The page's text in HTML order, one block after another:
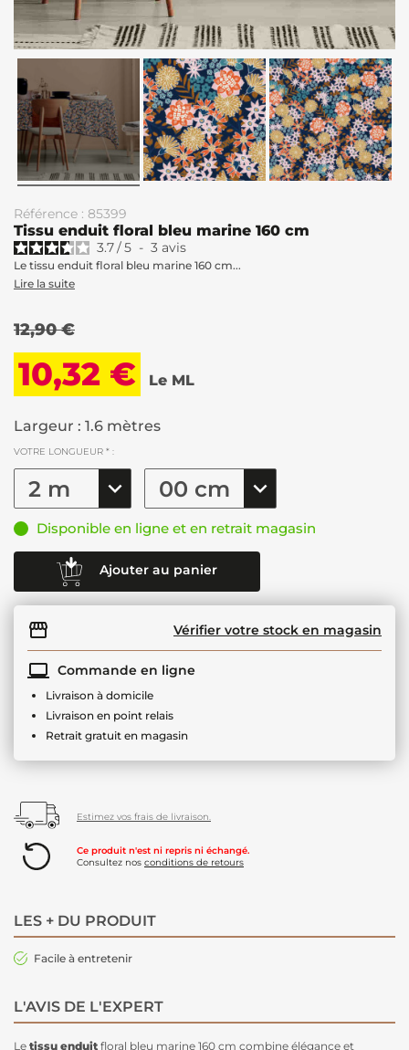
Référence : 85399
Tissu enduit floral bleu marine 160 cm
3.7/5 - 3 avis
Le tissu enduit floral bleu marine 160 cm...
Lire la suite
12,90 €
10,32 € Le ML
Largeur : 1.6 mètres
VOTRE LONGUEUR * :
Disponible en ligne et en retrait magasin
Ajouter au panier
Vérifier votre stock en magasin
Commande en ligne
Livraison à domicile
Livraison en point relais
Retrait gratuit en magasin
Estimez vos frais de livraison.
Ce produit n'est ni repris ni échangé.
Consultez nos conditions de retours
LES + DU PRODUIT
Facile à entretenir
L'AVIS DE L'EXPERT
Le tissu enduit floral bleu marine 160 cm combine élégance et